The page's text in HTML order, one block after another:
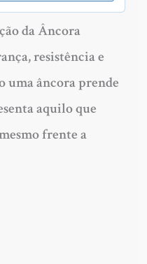
da Âncora
resistência e
uma âncora prende
aquilo que
frente a